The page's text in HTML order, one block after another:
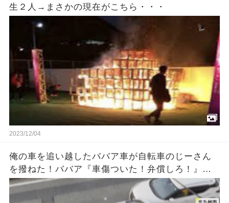
生２人→まさかの現在がこちら・・・
2023/12/04
俺の車を追い越したババア車が自転車のじーさん
を撥ねた！ババア『車傷ついた！弁償しろ！』俺
「警察に…」ババア『何勝手に警察に電話するの
よ！』 → 結果…